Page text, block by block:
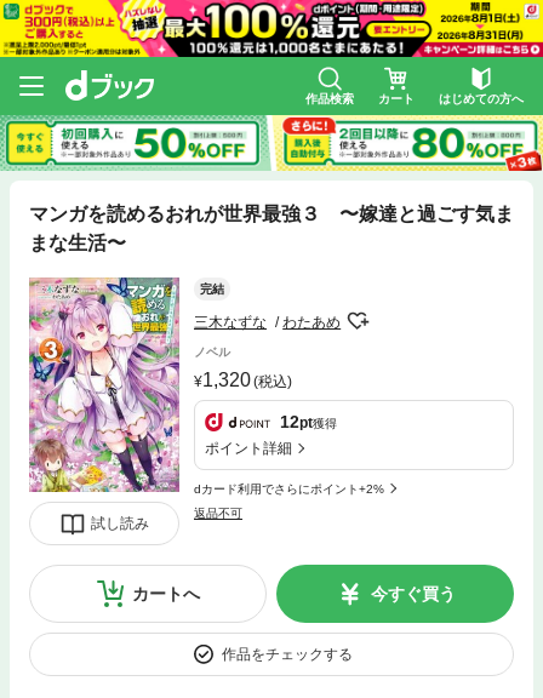
作品検索 カート はじめての方へ
マンガを読めるおれが世界最強３ 〜嫁達と過ごす気ま
まな生活〜
試し読み
完結
三木なずな わたあめ
ノベル
1,320(税込)
12pt獲得
ポイント詳細
dカード利用でさらにポイント+2%
返品不可
カートへ 今すぐ買う
作品をチェックする